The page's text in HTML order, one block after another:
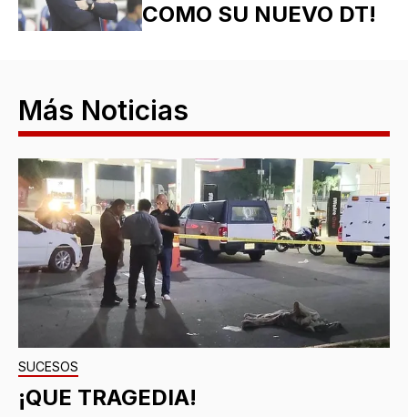
COMO SU NUEVO DT!
Más Noticias
SUCESOS
¡QUE TRAGEDIA!